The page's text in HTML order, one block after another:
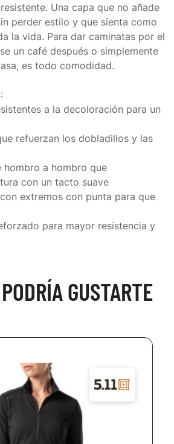
Una capa que no añade
perder estilo y que sienta como
la vida. Para dar caminatas por el
un café después o simplemente
es todo comodidad.
a la decoloración para un
refuerzan los dobladillos y las
hombro a hombro que
con un tacto suave
extremos con punta para que
para mayor resistencia y
GUSTARTE